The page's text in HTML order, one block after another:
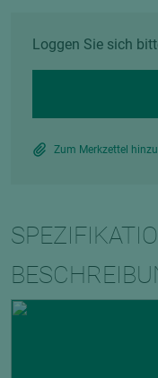
Loggen Sie sich
Zum Merkzettel